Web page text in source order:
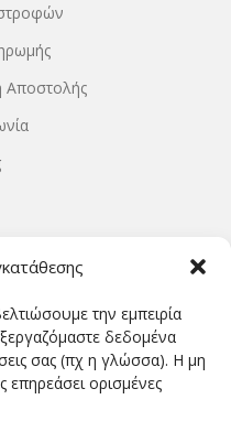
την εμπειρία
δεδομένα
σας (πχ η γλώσσα). Η μη
ορισμένες
Αποστολής
9.00-20.00
15.00